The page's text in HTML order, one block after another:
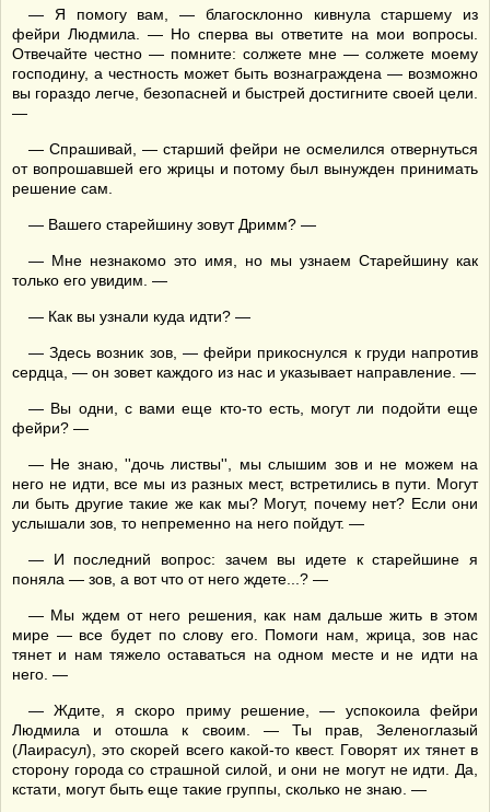
— Я помогу вам, — благосклонно кивнула старшему из
фейри Людмила. — Но сперва вы ответите на мои вопросы.
Отвечайте честно — помните: солжете мне — солжете моему
господину, а честность может быть вознаграждена — возможно
вы гораздо легче, безопасней и быстрей достигните своей цели.
—
— Спрашивай, — старший фейри не осмелился отвернуться
от вопрошавшей его жрицы и потому был вынужден принимать
решение сам.
— Вашего старейшину зовут Дримм? —
— Мне незнакомо это имя, но мы узнаем Старейшину как
только его увидим. —
— Как вы узнали куда идти? —
— Здесь возник зов, — фейри прикоснулся к груди напротив
сердца, — он зовет каждого из нас и указывает направление. —
— Вы одни, с вами еще кто-то есть, могут ли подойти еще
фейри? —
— Не знаю, ''дочь листвы'', мы слышим зов и не можем на
него не идти, все мы из разных мест, встретились в пути. Могут
ли быть другие такие же как мы? Могут, почему нет? Если они
услышали зов, то непременно на него пойдут. —
— И последний вопрос: зачем вы идете к старейшине я
поняла — зов, а вот что от него ждете...? —
— Мы ждем от него решения, как нам дальше жить в этом
мире — все будет по слову его. Помоги нам, жрица, зов нас
тянет и нам тяжело оставаться на одном месте и не идти на
него. —
— Ждите, я скоро приму решение, — успокоила фейри
Людмила и отошла к своим. — Ты прав, Зеленоглазый
(Лаирасул), это скорей всего какой-то квест. Говорят их тянет в
сторону города со страшной силой, и они не могут не идти. Да,
кстати, могут быть еще такие группы, сколько не знаю. —